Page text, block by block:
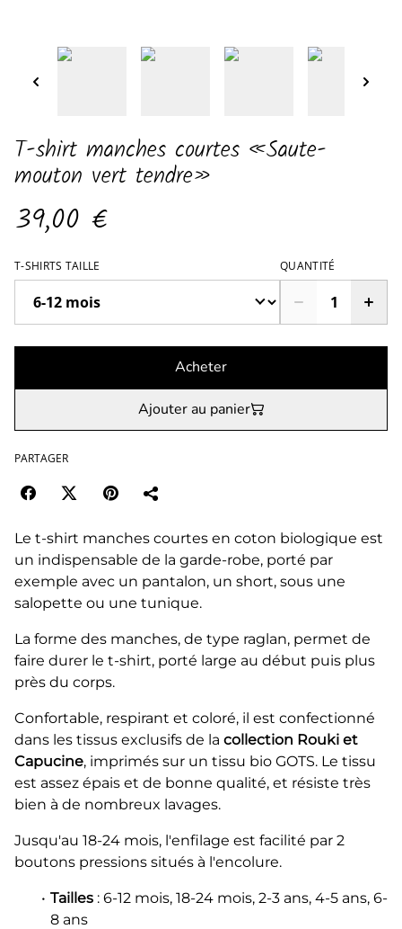
T-shirt manches courtes «Saute-
mouton vert tendre»
39,00 €
T-SHIRTS TAILLE QUANTITÉ
Acheter
Ajouter au panier
PARTAGER
Le t-shirt manches courtes en coton biologique est
un indispensable de la garde-robe, porté par
exemple avec un pantalon, un short, sous une
salopette ou une tunique.
La forme des manches, de type raglan, permet de
faire durer le t-shirt, porté large au début puis plus
près du corps.
Confortable, respirant et coloré, il est confectionné
dans les tissus exclusifs de la collection Rouki et
Capucine, imprimés sur un tissu bio GOTS. Le tissu
est assez épais et de bonne qualité, et résiste très
bien à de nombreux lavages.
Jusqu'au 18-24 mois, l'enfilage est facilité par 2
boutons pressions situés à l'encolure.
Tailles : 6-12 mois, 18-24 mois, 2-3 ans, 4-5 ans, 6-
8 ans